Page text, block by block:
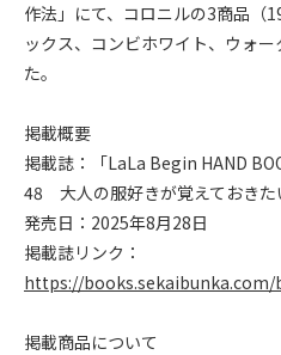
作法」にて、コロニルの3商品（
ックス、コンビホワイト、ウォ
た。
掲載概要
掲載誌：「LaLa Begin HAND
48 大人の服好きが覚えておきた
発売日：2025年8月28日
掲載誌リンク：
https://
掲載商品について